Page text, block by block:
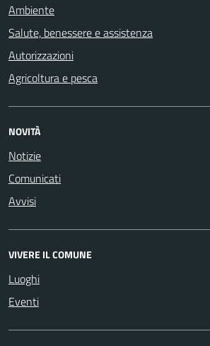
Ambiente
Salute, benessere e assistenza
Autorizzazioni
Agricoltura e pesca
NOVITÀ
Notizie
Comunicati
Avvisi
VIVERE IL COMUNE
Luoghi
Eventi